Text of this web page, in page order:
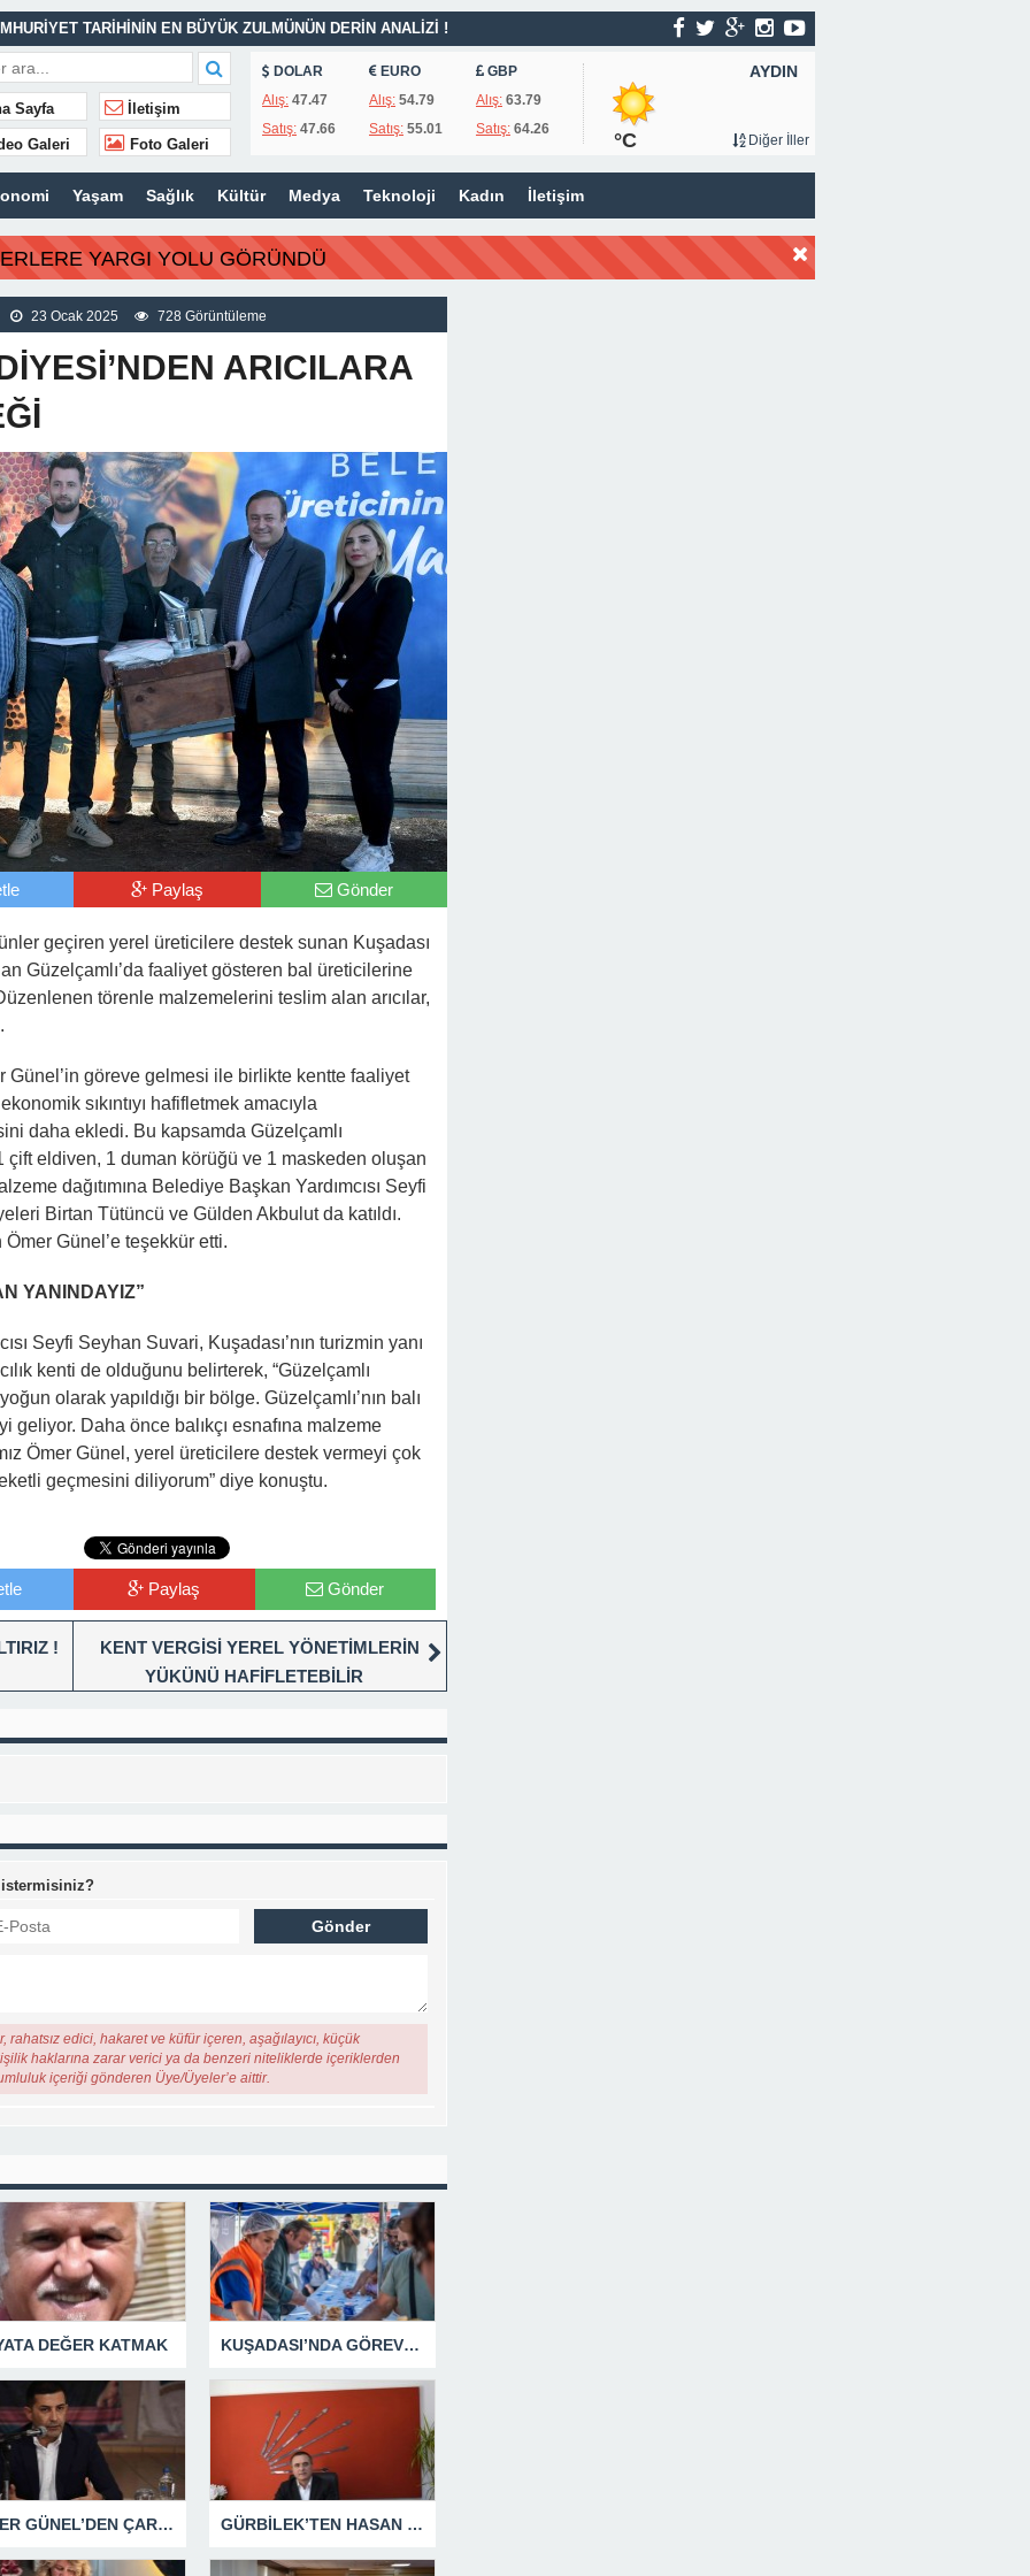
TARİHİNİN EN BÜYÜK ZULMÜNÜN DERİN ANALİZİ !
UNUTULMADI
– 42 “Kırık Şehirlerin Çocukları”
SONU !
Sayfa İletişim
Galeri Foto Galeri
DOLAR
Alış: 47.47
Satış: 47.66
EURO
Alış:54.79
Satış:55.01
GBP
Alış:63.79
Satış:64.26
AYDIN
°C Diğer İller
Yaşam Sağlık Kültür Medya Teknoloji Kadın İletişim
YARGI YOLU GÖRÜNDÜ
23 Ocak 2025 728 Görüntüleme
ARICILARA
Paylaş Gönder
geçiren yerel üreticilere destek sunan Kuşadası
Güzelçamlı’da faaliyet gösteren bal üreticilerine
törenle malzemelerini teslim alan arıcılar,
Günel’in göreve gelmesi ile birlikte kentte faaliyet
sıkıntıyı hafifletmek amacıyla
daha ekledi. Bu kapsamda Güzelçamlı
çift eldiven, 1 duman körüğü ve 1 maskeden oluşan
dağıtımına Belediye Başkan Yardımcısı Seyfi
Birtan Tütüncü ve Gülden Akbulut da katıldı.
Günel’e teşekkür etti.
YANINDAYIZ”
Seyfi Seyhan Suvari, Kuşadası’nın turizmin yanı
kenti de olduğunu belirterek, “Güzelçamlı
olarak yapıldığı bir bölge. Güzelçamlı’nın balı
geliyor. Daha önce balıkçı esnafına malzeme
Ömer Günel, yerel üreticilere destek vermeyi çok
geçmesini diliyorum” diye konuştu.
Paylaş Gönder
!
KENT VERGİSİ YEREL YÖNETİMLERİN
YÜKÜNÜ HAFİFLETEBİLİR
istermisiniz?
rahatsız edici, hakaret ve küfür içeren, aşağılayıcı, küçük
haklarına zarar verici ya da benzeri niteliklerde içeriklerden
içeriği gönderen Üye/Üyeler’e aittir.
DEĞER KATMAK KUŞADASI’NDA GÖREV ŞEHİTLERİ UNUTULMADI
ÖMER GÜNEL’DEN ÇARPICI AÇIKLAMALAR GÜRBİLEK’TEN HASAN SARGIN’A YANIT GECİKMEDİ